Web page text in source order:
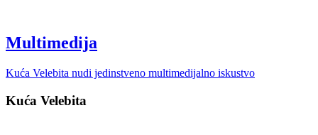
Multimedija
Kuća Velebita nudi jedinstveno multimedijalno iskustvo
Kuća Velebita